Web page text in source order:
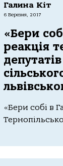
Галина Кіт
6 Березня, 2017
«Бери
реакція
«Бери собі в